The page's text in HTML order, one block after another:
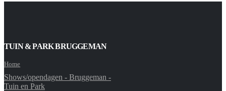
TUIN & PARK BRUGGEMAN
Home
Shows/opendagen - Bruggeman -
Tuin en Park